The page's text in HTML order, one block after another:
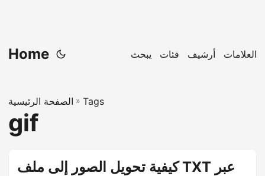
Home يبحث فئات أرشيف العلامات
الصفحة الرئيسية » Tags
gif
كيفية تحويل الصور إلى ملف TXT عبر